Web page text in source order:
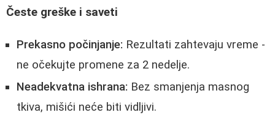
Česte greške i saveti
Prekasno počinjanje: Rezultati zahtevaju vreme -
ne očekujte promene za 2 nedelje.
Neadekvatna ishrana: Bez smanjenja masnog
tkiva, mišići neće biti vidljivi.